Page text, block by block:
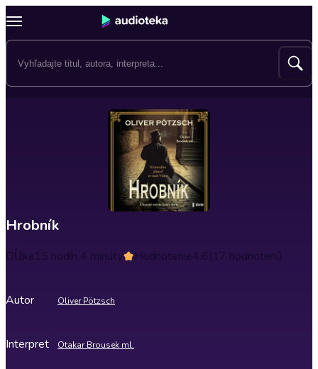
Hrobník
Dĺžka15 hodín 4 minúty Hodnotenie4.6(17 hodnotení)
Autor Oliver Pötzsch
Interpret Otakar Brousek ml.